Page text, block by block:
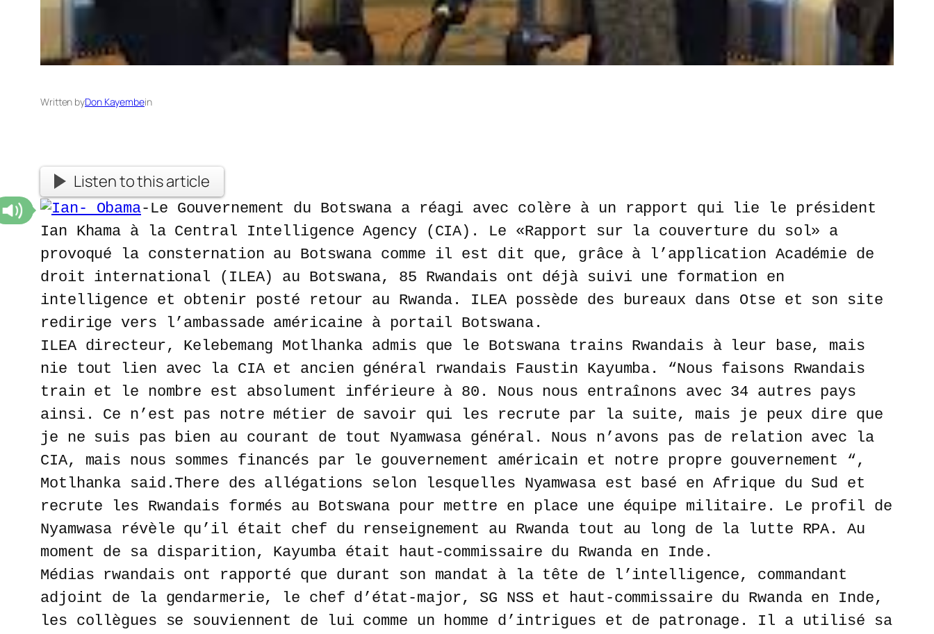
Written byDon Kayembein
Listen to this article
-Le Gouvernement du Botswana a réagi avec colère à un rapport qui lie le président
Ian Khama à la Central Intelligence Agency (CIA). Le «Rapport sur la couverture du sol» a
provoqué la consternation au Botswana comme il est dit que, grâce à l’application Académie de
droit international (ILEA) au Botswana, 85 Rwandais ont déjà suivi une formation en
intelligence et obtenir posté retour au Rwanda. ILEA possède des bureaux dans Otse et son site
redirige vers l’ambassade américaine à portail Botswana.
ILEA directeur, Kelebemang Motlhanka admis que le Botswana trains Rwandais à leur base, mais
nie tout lien avec la CIA et ancien général rwandais Faustin Kayumba. “Nous faisons Rwandais
train et le nombre est absolument inférieure à 80. Nous nous entraînons avec 34 autres pays
ainsi. Ce n’est pas notre métier de savoir qui les recrute par la suite, mais je peux dire que
je ne suis pas bien au courant de tout Nyamwasa général. Nous n’avons pas de relation avec la
CIA, mais nous sommes financés par le gouvernement américain et notre propre gouvernement “,
Motlhanka said.There des allégations selon lesquelles Nyamwasa est basé en Afrique du Sud et
recrute les Rwandais formés au Botswana pour mettre en place une équipe militaire. Le profil de
Nyamwasa révèle qu’il était chef du renseignement au Rwanda tout au long de la lutte RPA. Au
moment de sa disparition, Kayumba était haut-commissaire du Rwanda en Inde.
Médias rwandais ont rapporté que durant son mandat à la tête de l’intelligence, commandant
adjoint de la gendarmerie, le chef d’état-major, SG NSS et haut-commissaire du Rwanda en Inde,
les collègues se souviennent de lui comme un homme d’intrigues et de patronage. Il a utilisé sa